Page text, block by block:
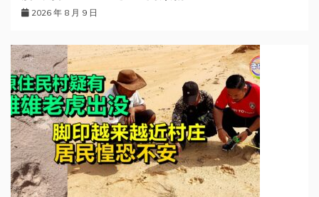
2026 年 8 月 9 日